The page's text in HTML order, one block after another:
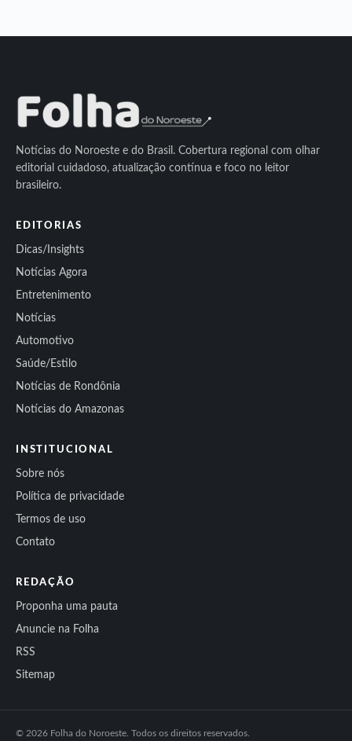
Notícias do Noroeste e do Brasil. Cobertura regional com olhar
editorial cuidadoso, atualização contínua e foco no leitor
brasileiro.
EDITORIAS
Dicas/Insights
Notícias Agora
Entretenimento
Notícias
Automotivo
Saúde/Estilo
Notícias de Rondônia
Notícias do Amazonas
INSTITUCIONAL
Sobre nós
Política de privacidade
Termos de uso
Contato
REDAÇÃO
Proponha uma pauta
Anuncie na Folha
RSS
Sitemap
© 2026 Folha do Noroeste. Todos os direitos reservados.